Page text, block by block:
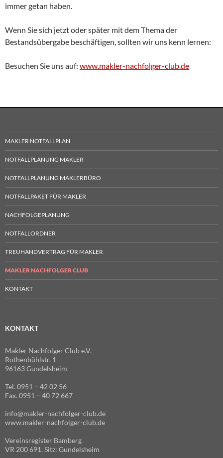
immer getan haben.
Wenn Sie sich jetzt oder später mit dem Thema der
Bestandsübergabe beschäftigen, sollten wir uns kenn lernen:
Besuchen Sie uns auf: www.makler-nachfolger-club.de
MAKLER NOTFALLPLAN
NOTFALLPLANUNG MAKLER
NOTFALLPLANUNG MAKLERBÜRO
NOTFALLPAKET FÜR MAKLER
NACHFOLGEPLANUNG
NOTFALLORDNER
TREUHANDVERTRAG FÜR MAKLER
MAKLER NACHFOLGER CLUB
KONTAKT
KONTAKT
Makler Nachfolger Club e.V.
Rothenbühlstr. 1
96163 Gundelsheim
Tel. 0951 – 42 02 56
Fax. 0951 – 40 72 667
info@makler-nachfolger-club.de
www.makler-nachfolger-club.de
Vereinsregister Bamberg
VR 200 691, Sitz: Gundelsheim